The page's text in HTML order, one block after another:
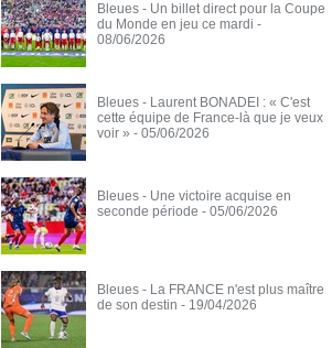
Bleues - Un billet direct pour la Coupe
du Monde en jeu ce mardi -
08/06/2026
Bleues - Laurent BONADEI : « C'est
cette équipe de France-là que je veux
voir » - 05/06/2026
Bleues - Une victoire acquise en
seconde période - 05/06/2026
Bleues - La FRANCE n'est plus maître
de son destin - 19/04/2026